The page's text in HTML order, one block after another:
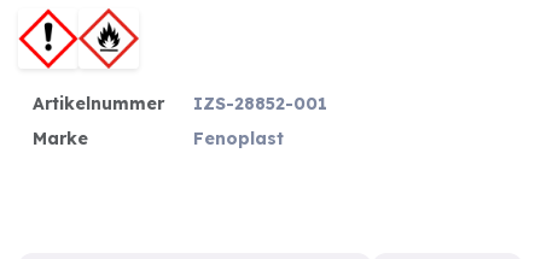
Artikelnummer
IZS-28852-001
Marke
Fenoplast